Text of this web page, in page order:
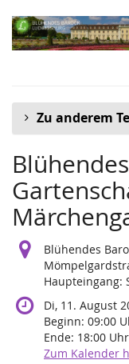
Zum
Haupt-
Inhalt
Zu anderem
Blühendes
Haupteingang:
Di, 11. August
Beginn: 09:00
Ende: 18:00 Uhr
Zum Kalender